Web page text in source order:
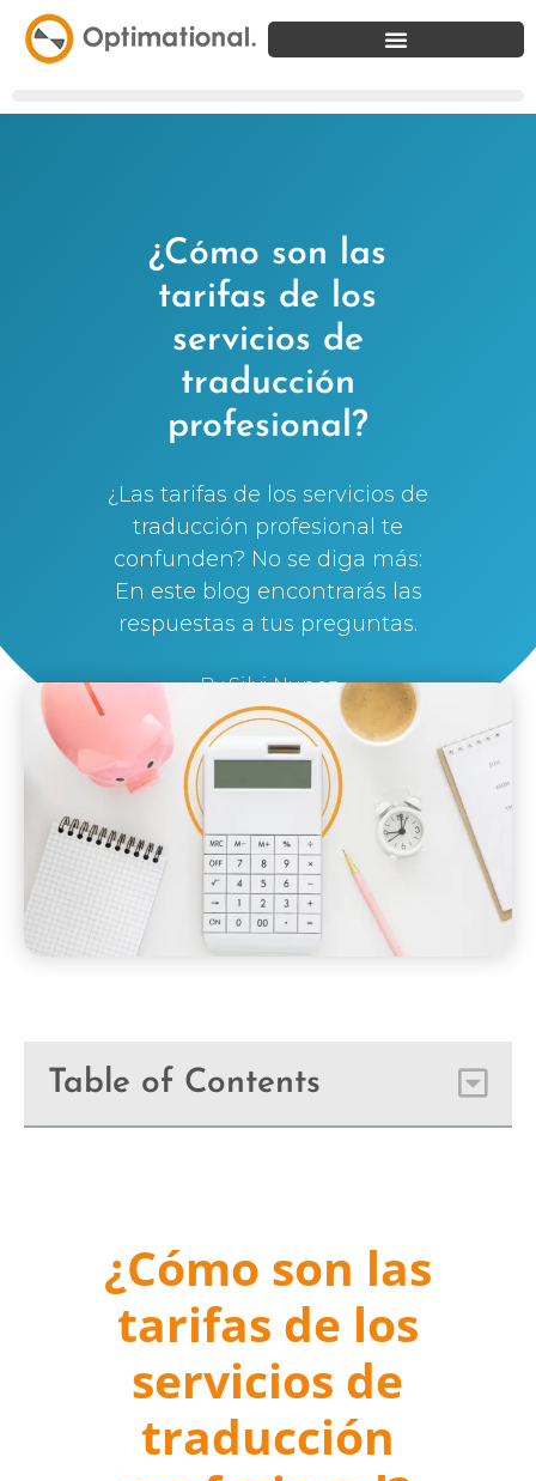
¿Cómo son las
tarifas de los
servicios de
traducción
profesional?
¿Las tarifas de los servicios de
traducción profesional te
confunden? No se diga más:
En este blog encontrarás las
respuestas a tus preguntas.
BySilvi Nunez
Table of Contents
¿Cómo son las
tarifas de los
servicios de
traducción